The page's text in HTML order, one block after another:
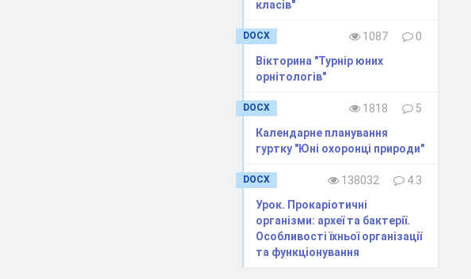
класів"
DOCX 1087
0
Вікторина "Турнір юних
орнітологів"
DOCX 1818
5
Календарне планування
гуртку "Юні охоронці природи"
DOCX 138032
4.3
Урок. Прокаріотичні
організми: археї та бактерії.
Особливості їхньої організації
та функціонування